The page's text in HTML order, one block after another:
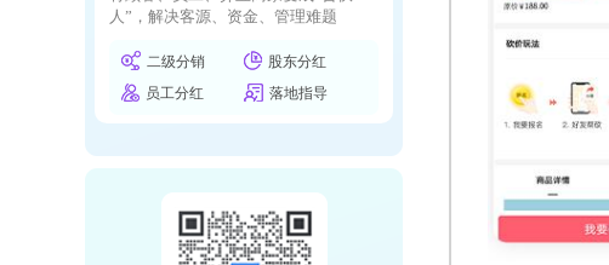
人”，解决客源、资金、管理难题
二级分销
股东分红
员工分红
落地指导